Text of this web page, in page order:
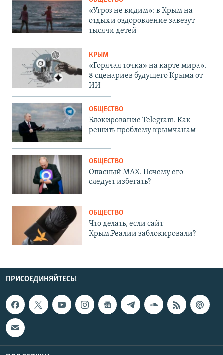
«Угроз не видим»: в Крым на
отдых и оздоровление завезут
тысячи детей
КРЫМ
«Горячая точка» на карте мира».
8 сценариев будущего Крыма от
ИИ
ОБЩЕСТВО
Блокирование Telegram. Как
решить проблему крымчанам
ОБЩЕСТВО
Опасный MAX. Почему его
следует избегать?
ОБЩЕСТВО
Что делать, если сайт
Крым.Реалии заблокировали?
ПРИСОЕДИНЯЙТЕСЬ!